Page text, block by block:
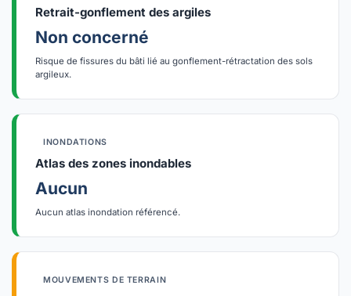
Retrait-gonflement des argiles
Non concerné
Risque de fissures du bâti lié au gonflement-rétractation des sols
argileux.
INONDATIONS
Atlas des zones inondables
Aucun
Aucun atlas inondation référencé.
MOUVEMENTS DE TERRAIN